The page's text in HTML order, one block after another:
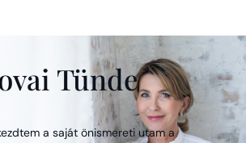
Tünde
a saját önismereti utam a